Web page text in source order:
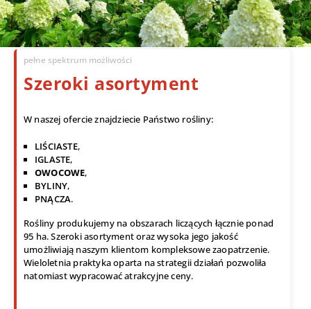
pełne spektrum możliwości
Szeroki asortyment
W naszej ofercie znajdziecie Państwo rośliny:
LIŚCIASTE,
IGLASTE,
OWOCOWE,
BYLINY,
PNĄCZA.
Rośliny produkujemy na obszarach liczących łącznie ponad
95 ha. Szeroki asortyment oraz wysoka jego jakość
umożliwiają naszym klientom kompleksowe zaopatrzenie.
Wieloletnia praktyka oparta na strategii działań pozwoliła
natomiast wypracować atrakcyjne ceny.